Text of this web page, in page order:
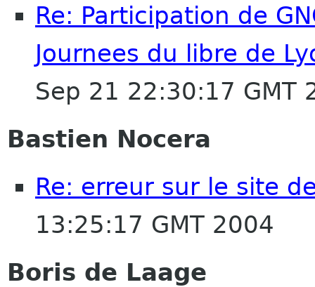
Re: Participation de
Journees du libre de
Sep 21 22:30:17 GMT
Bastien Nocera
Re: erreur sur le site
13:25:17 GMT 2004
Boris de Laage